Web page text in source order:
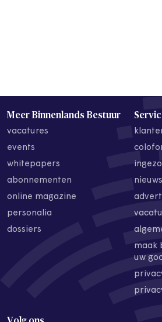
Meer Binnenlands Bestuur
vacatures
events
whitepapers
abonnementen
online magazine
personalia
dossiers
maak
uw